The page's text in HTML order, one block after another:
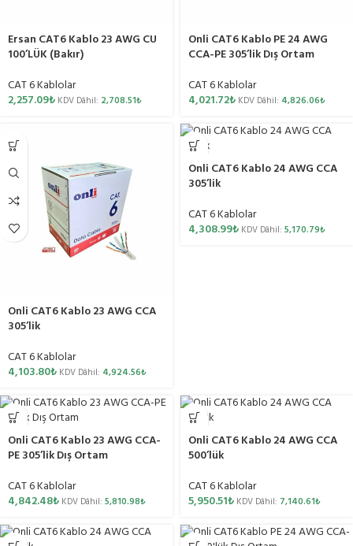
Ersan CAT6 Kablo 23 AWG CU
100’LÜK (Bakır)
CAT 6 Kablolar
2,257.09₺ KDV Dâhil: 2,708.51₺
Onli CAT6 Kablo PE 24 AWG
CCA-PE 305’lik Dış Ortam
CAT 6 Kablolar
4,021.72₺ KDV Dâhil: 4,826.06₺
Onli CAT6 Kablo 23 AWG CCA
305’lik
CAT 6 Kablolar
4,103.80₺ KDV Dâhil: 4,924.56₺
Onli CAT6 Kablo 24 AWG CCA
305’lik
CAT 6 Kablolar
4,308.99₺ KDV Dâhil: 5,170.79₺
Onli CAT6 Kablo 23 AWG CCA-
PE 305’lik Dış Ortam
CAT 6 Kablolar
4,842.48₺ KDV Dâhil: 5,810.98₺
Onli CAT6 Kablo 24 AWG CCA
500’lük
CAT 6 Kablolar
5,950.51₺ KDV Dâhil: 7,140.61₺